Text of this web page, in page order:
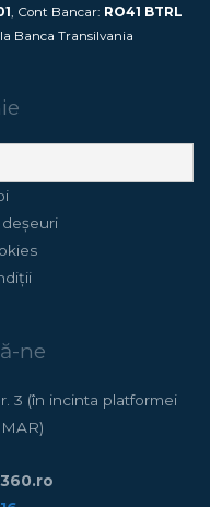
, Cont Bancar: RO41 BTRL
Banca Transilvania
ne
3 (în incinta platformei